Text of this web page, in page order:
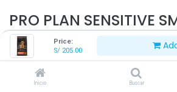
Price:
S/ 205.00
Inicio Buscar
PRO PLAN SENSITIVE
SALMÓN 7.5 KG
205.00